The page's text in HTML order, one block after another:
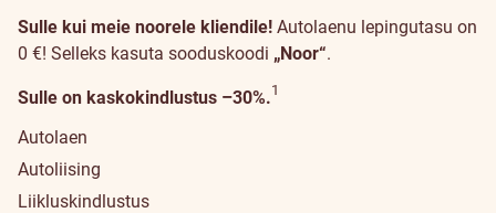
Sulle kui meie noorele kliendile! Autolaenu lepingutasu on
0 €! Selleks kasuta sooduskoodi „Noor“.
Sulle on kaskokindlustus –30%.1
Autolaen
Autoliising
Liikluskindlustus